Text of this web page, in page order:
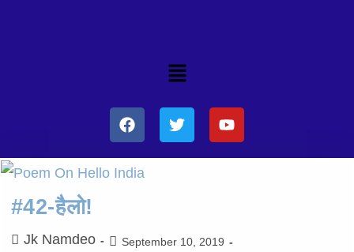
#42-हैलो!
Jk Namdeo September 10, 2019